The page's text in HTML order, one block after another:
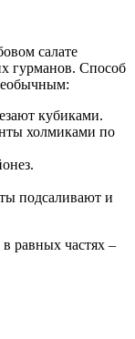
салате
гурманов. Способ
кубиками.
холмиками по
подсаливают и
равных частях –